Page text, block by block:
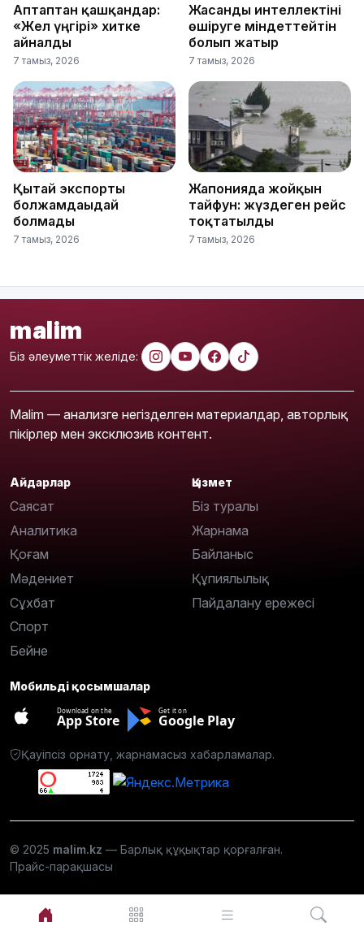
Аптаптан қашқандар:
«Жел үңгірі» хитке
айналды
7 тамыз, 2026
Жасанды интеллектіні
өшіруге міндеттейтін
болып жатыр
7 тамыз, 2026
Қытай экспорты
болжамдағыдай
болмады
7 тамыз, 2026
Жапонияда жойқын
тайфун: жүздеген рейс
тоқтатылды
7 тамыз, 2026
malim
Біз әлеуметтік желіде:
Malim — анализге негізделген материалдар, авторлық
пікірлер мен эксклюзив контент.
Айдарлар
Саясат
Аналитика
Қоғам
Мәдениет
Сұхбат
Спорт
Бейне
Қызмет
Біз туралы
Жарнама
Байланыс
Құпиялылық
Пайдалану ережесі
Мобильді қосымшалар
Download on the
App Store
Get it on
Google Play
Қауіпсіз орнату, жарнамасыз хабарламалар.
© 2025 malim.kz — Барлық құқықтар қорғалған.
Прайс-парақшасы